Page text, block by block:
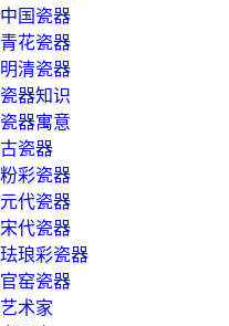
中国瓷器
青花瓷器
明清瓷器
瓷器知识
瓷器寓意
古瓷器
粉彩瓷器
元代瓷器
宋代瓷器
珐琅彩瓷器
官窑瓷器
艺术家